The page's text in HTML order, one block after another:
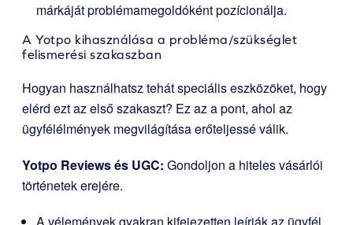
márkáját problémamegoldóként pozícionálja.
A Yotpo kihasználása a probléma/szükséglet
felismerési szakaszban
Hogyan használhatsz tehát speciális eszközöket, hogy
elérd ezt az első szakaszt? Ez az a pont, ahol az
ügyfélélmények megvilágítása erőteljessé válik.
Yotpo Reviews és UGC: Gondoljon a hiteles vásárlói
történetek erejére.